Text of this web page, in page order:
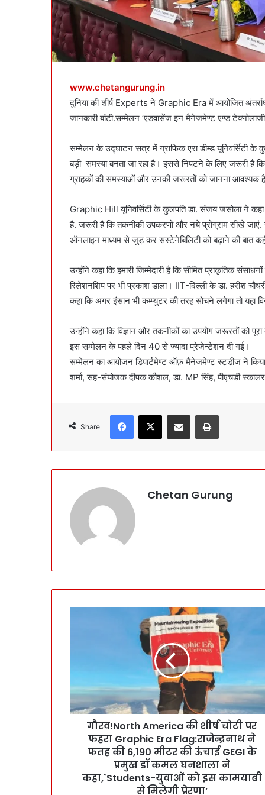
www.chetangurung.in
दुनिया की शीर्ष Experts ने Graphic Era में आयोजित
जानकारी बांटी.सम्मेलन ’एडवासेंज इन मैनेजमेण्ट एण्ड
सम्मेलन के उद्घाटन सत्र में ग्राफिक एरा डीम्ड यूनिवर्सिटी के
बड़ी समस्या बनता जा रहा है। इससे निपटने के लिए जरूरी
ग्राहकों की समस्याओं और उनकी जरूरतों को जानना आवश्यक
Graphic Hill यूनिवर्सिटी के कुलपति डा. संजय जसोला ने
है. जरूरी है कि तकनीकी उपकरणों और नये प्रोग्राम सीखे
ऑनलाइन माध्यम से जुड़ कर सस्टेनेबिलिटी को बढ़ाने की बात
उन्होंने कहा कि हमारी जिम्मेदारी है कि सीमित प्राकृतिक
रिलेशनशिप पर भी प्रकाश डाला। IIT-दिल्ली के डा. हरीश
कहा कि अगर इंसान भी कम्प्युटर की तरह सोचने लगेगा तो यहा
उन्होंने कहा कि विज्ञान और तकनीकों का उपयोग जरूरतों को
इस सम्मेलन के पहले दिन 40 से ज्यादा प्रेजेन्टेशन दी गई।
सम्मेलन का आयोजन डिपार्टमेण्ट ऑफ़ मैनेजमेण्ट स्टडीज ने
शर्मा, सह-संयोजक दीपक कौशल, डा. MP सिंह, पीएचडी
Share
Chetan Gurung
r
h
गौरव!North America की शीर्ष चोटी पर
फहरा Graphic Era Flag:राजेन्द्रनाथ ने
फतह की 6,190 मीटर की ऊंचाई GEGI के
प्रमुख डॉ कमल घनशाला ने
कहा,`Students-युवाओं को इस कामयाबी
से मिलेगी प्रेरणा’